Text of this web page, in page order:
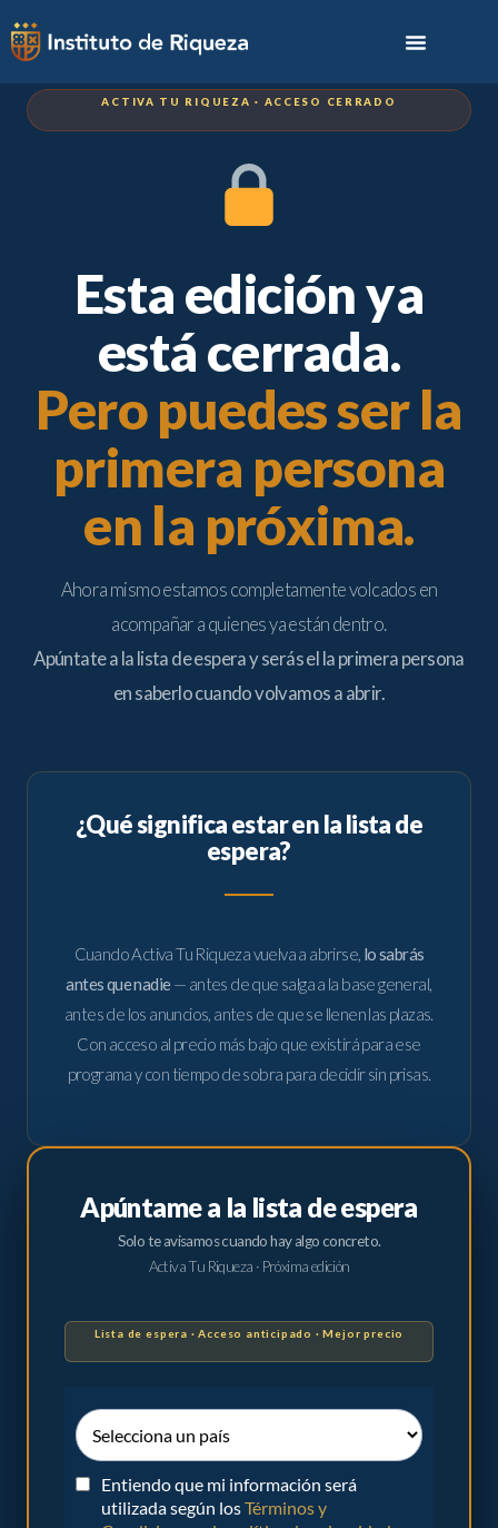
ACTIVA TU RIQUEZA · ACCESO CERRADO
Esta edición ya
está cerrada.
Pero puedes ser la
primera persona
en la próxima.
Ahora mismo estamos completamente volcados en
acompañar a quienes ya están dentro.
Apúntate a la lista de espera y serás el la primera persona
en saberlo cuando volvamos a abrir.
¿Qué significa estar en la lista de
espera?
Cuando Activa Tu Riqueza vuelva a abrirse, lo sabrás
antes que nadie— antes de que salga a la base general,
antes de los anuncios, antes de que se llenen las plazas.
Con acceso al precio más bajo que existirá para ese
programa y con tiempo de sobra para decidir sin prisas.
Apúntame a la lista de espera
Solo te avisamos cuando hay algo concreto.
Activa Tu Riqueza · Próxima edición
Lista de espera · Acceso anticipado · Mejor precio